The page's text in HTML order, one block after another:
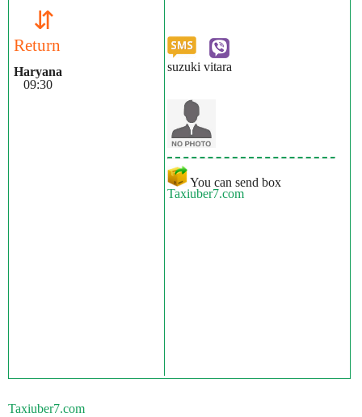
⇵
Return
Haryana
09:30
suzuki vitara
You can send box
Taxiuber7.com
Taxiuber7.com